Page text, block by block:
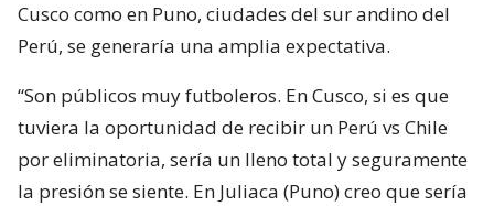
Cusco como en Puno, ciudades del sur andino del
Perú, se generaría una amplia expectativa.
“Son públicos muy futboleros. En Cusco, si es que
tuviera la oportunidad de recibir un Perú vs Chile
por eliminatoria, sería un lleno total y seguramente
la presión se siente. En Juliaca (Puno) creo que sería